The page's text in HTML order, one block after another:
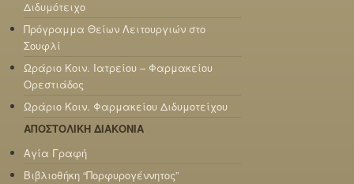
Διδυμότειχο
Πρόγραμμα Θείων Λειτουργιών στο
Σουφλί
Ωράριο Κοιν. Ιατρείου – Φαρμακείου
Ορεστιάδος
Ωράριο Κοιν. Φαρμακείου Διδυμοτείχου
ΑΠΟΣΤΟΛΙΚΗ ΔΙΑΚΟΝΙΑ
Αγία Γραφή
Βιβλιοθήκη “Πορφυρογέννητος”